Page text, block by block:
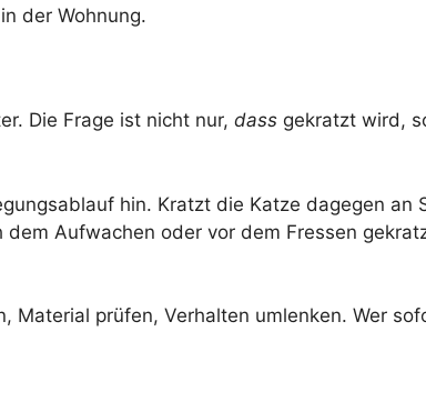
der Wohnung.
Die Frage ist nicht nur, dass gekratzt wird,
hin. Kratzt die Katze dagegen an
Aufwachen oder vor dem Fressen
Material prüfen, Verhalten umlenken. Wer